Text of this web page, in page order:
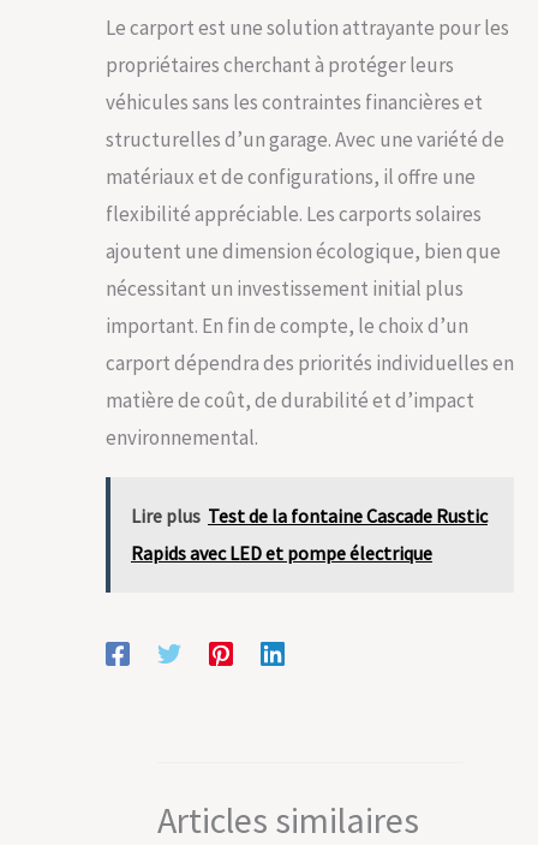
Le carport est une solution attrayante pour les
propriétaires cherchant à protéger leurs
véhicules sans les contraintes financières et
structurelles d’un garage. Avec une variété de
matériaux et de configurations, il offre une
flexibilité appréciable. Les carports solaires
ajoutent une dimension écologique, bien que
nécessitant un investissement initial plus
important. En fin de compte, le choix d’un
carport dépendra des priorités individuelles en
matière de coût, de durabilité et d’impact
environnemental.
Lire plus Test de la fontaine Cascade Rustic
Rapids avec LED et pompe électrique
Articles similaires